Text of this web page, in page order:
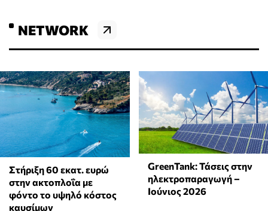
NETWORK
Στήριξη 60 εκατ. ευρώ
στην ακτοπλοΐα με
φόντο το υψηλό κόστος
καυσίμων
GreenTank: Τάσεις στην
ηλεκτροπαραγωγή –
Ιούνιος 2026